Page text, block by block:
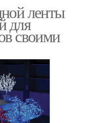
ленты
для
своими